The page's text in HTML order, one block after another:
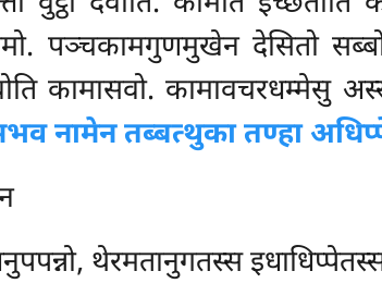
पञ्चकामगुणमुखेन देसितो
कामासवो. कामावचरधम्मेसु
नामेन तब्बत्थुका तण्हा
थेरमतानुगतस्स